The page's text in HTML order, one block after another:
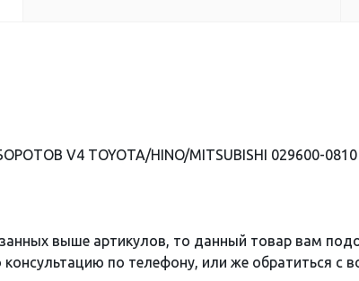
V4 TOYOTA/HINO/MITSUBISHI 029600-
выше артикулов, то данный товар вам
по телефону, или же обратиться с